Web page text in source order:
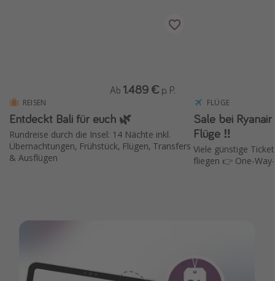
REISEN
Entdeckt Bali für euch 🌿
Rundreise durch die Insel: 14 Nächte inkl.
Übernachtungen, Frühstück, Flügen, Transfers
& Ausflügen
Ab 1.489 € p. P.
FLÜGE
Sale bei Ryanair ✈️ 15 %
Flüge ‼️
Viele günstige
fliegen 👉 One-